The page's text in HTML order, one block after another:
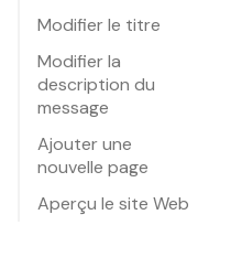
Modifier le titre
Modifier la
description du
message
Ajouter une
nouvelle page
Aperçu le site Web